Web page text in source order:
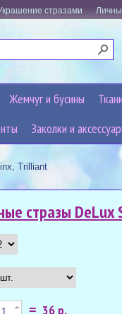
стразами
Жемчуг и бусины
Заколки и
Trilliant
стразы
= 36 р.